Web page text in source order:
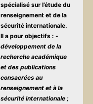
spécialisé sur l’étude du
renseignement et de la
sécurité internationale.
Il a pour objectifs : -
développement de la
recherche académique
et des publications
consacrées au
renseignement et à la
sécurité internationale ;